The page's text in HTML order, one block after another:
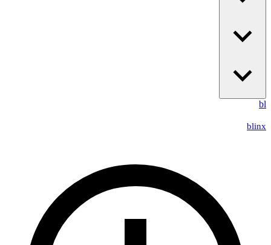
bl
blinx